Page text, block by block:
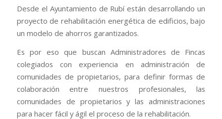
Desde el Ayuntamiento de Rubí están desarrollando un
proyecto de rehabilitación energética de edificios, bajo
un modelo de ahorros garantizados.
Es por eso que buscan Administradores de Fincas
colegiados con experiencia en administración de
comunidades de propietarios, para definir formas de
colaboración entre nuestros profesionales, las
comunidades de propietarios y las administraciones
para hacer fácil y ágil el proceso de la rehabilitación.